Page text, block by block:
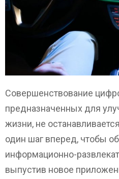
Совершенствование
предназначенных для
жизни, не
один шаг вперед, чтобы
информационно-
выпустив новое